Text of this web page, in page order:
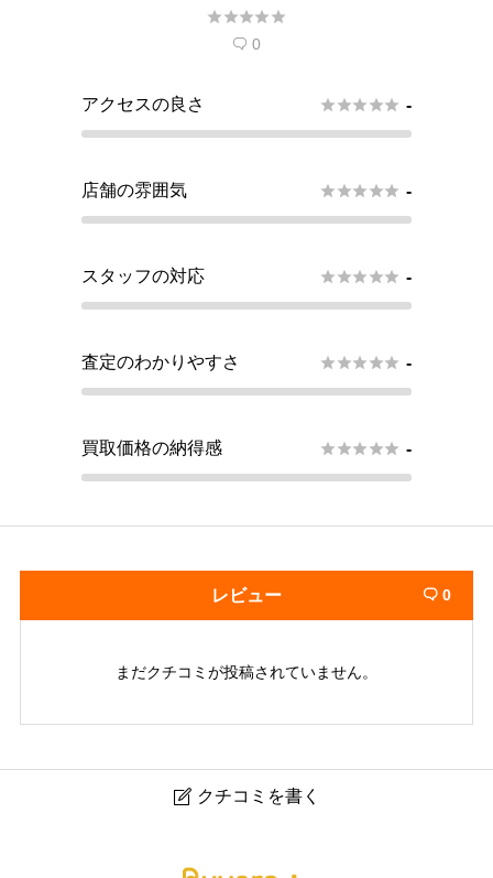

 0
アクセスの良さ  -
店舗の雰囲気  -
スタッフの対応  -
査定のわかりやすさ  -
買取価格の納得感  -
レビュー  0
まだクチコミが投稿されていません。
 クチコミを書く